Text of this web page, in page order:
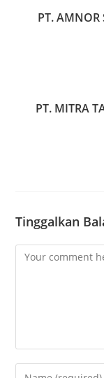
PT.
PT. MITRA
Tinggalkan